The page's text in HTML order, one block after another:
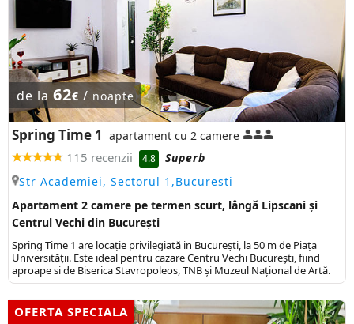
de la 62€ / noapte
Spring Time 1 apartament cu 2 camere
115 recenzii 4.8
Superb
Str Academiei, Sectorul 1,Bucuresti
Apartament 2 camere pe termen scurt, lângă Lipscani și
Centrul Vechi din București
Spring Time 1 are locație privilegiată in București, la 50 m de Piața
Universității. Este ideal pentru cazare Centru Vechi București, fiind
aproape si de Biserica Stavropoleos, TNB și Muzeul Național de Artă.
OFERTA SPECIALA